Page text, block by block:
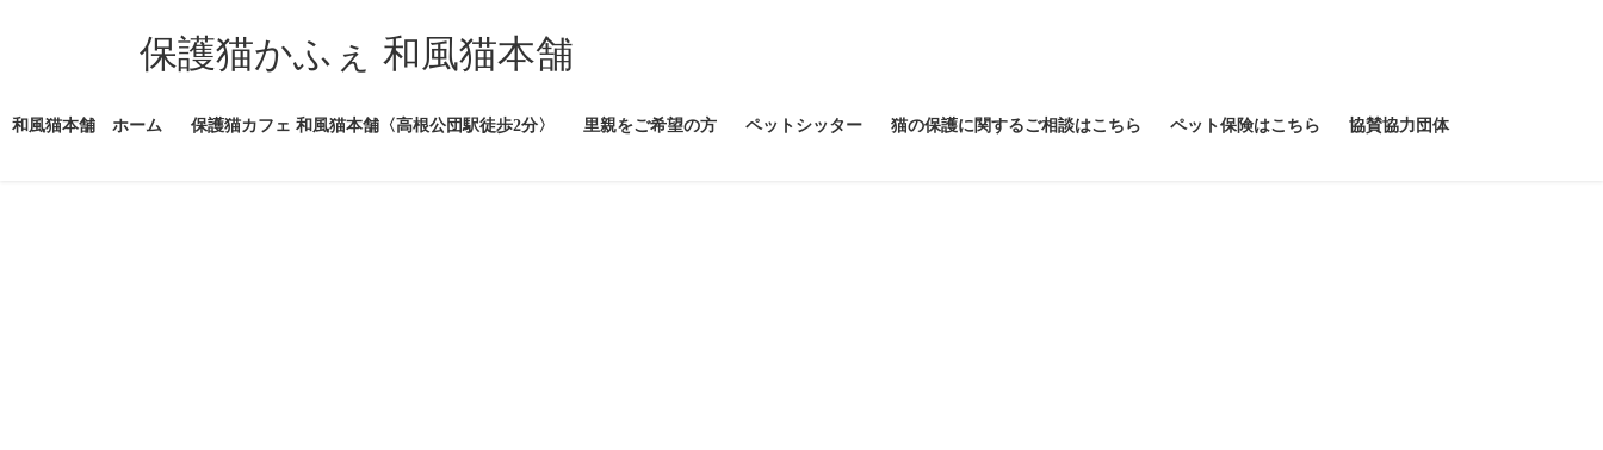
ツ
シ
保護猫かふぇ 和風猫本舗
和風猫本舗 ホーム 保護猫カフェ 和風猫本舗〈高根公団駅徒歩2分〉 里親をご希望の方 ペットシッター 猫の保護に関するご相談はこちら ペット保険はこちら 協賛協力団体